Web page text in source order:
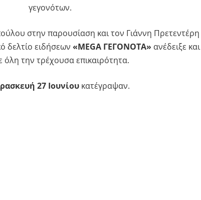
γεγονότων.
στην παρουσίαση και τον Γιάννη Πρετεντέρη
δελτίο ειδήσεων«MEGA ΓΕΓΟΝΟΤΑ» ανέδειξε και
όλη την τρέχουσα επικαιρότητα.
27 Ιουνίου κατέγραψαν.